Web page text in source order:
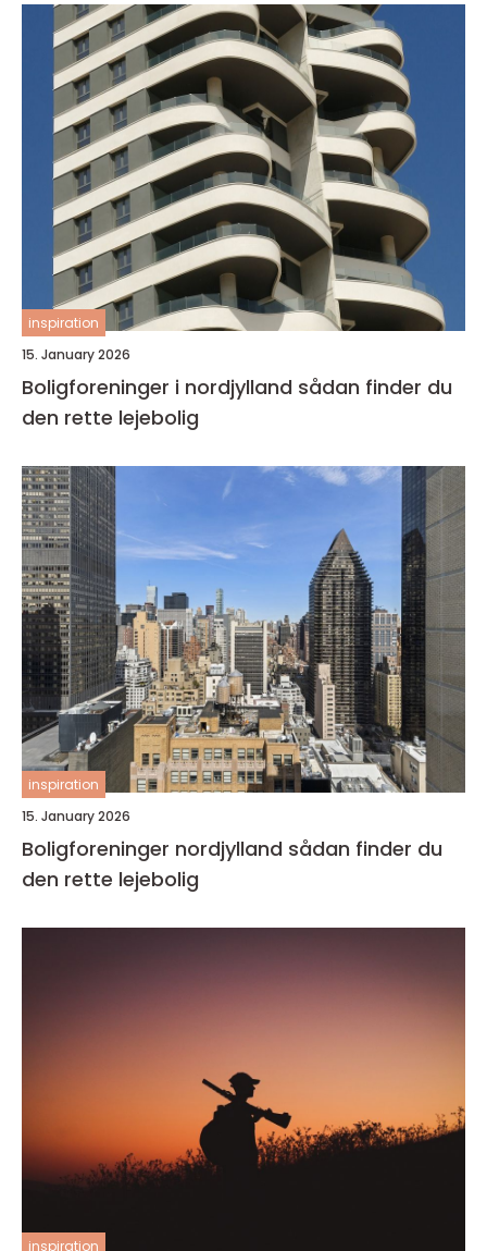
inspiration
15. January 2026
Boligforeninger i nordjylland sådan finder du
den rette lejebolig
inspiration
15. January 2026
Boligforeninger nordjylland sådan finder du
den rette lejebolig
inspiration